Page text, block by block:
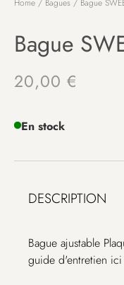
Home / Bagues / Bague
Bague
20,00 €
En stock
DESCRIPTION
Bague ajustable
guide d'entretien ici